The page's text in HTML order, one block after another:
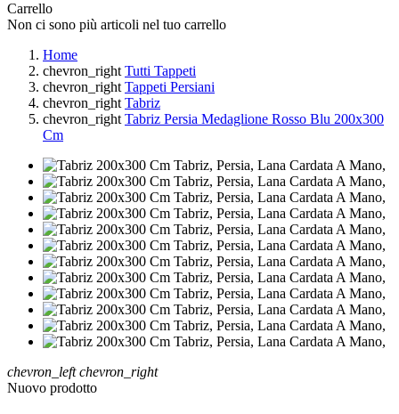
Carrello
Non ci sono più articoli nel tuo carrello
Home
chevron_right Tutti Tappeti
chevron_right Tappeti Persiani
chevron_right Tabriz
chevron_right Tabriz Persia Medaglione Rosso Blu 200x300
Cm
chevron_left chevron_right
Nuovo prodotto